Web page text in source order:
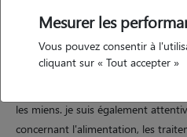
compagnie, et je m'engage à leur
bienveillante et adaptée à leurs
promenades, des visites à
les miens. je suis également
concernant l'alimentation, les
Mesurer les
Vous pouvez consentir à
cliquant sur « Tout accepter »